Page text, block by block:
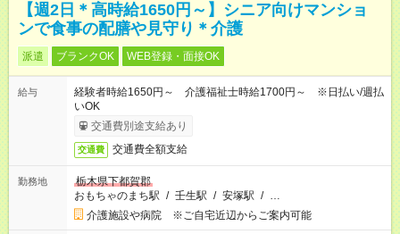
【週2日＊高時給1650円～】シニア向けマンショ
ンで食事の配膳や見守り＊介護
派遣 ブランクOK WEB登録・面接OK
給与
経験者時給1650円～ 介護福祉士時給1700円～ ※日払い/週払
いOK
交通費別途支給あり
交通費 交通費全額支給
勤務地
栃木県下都賀郡
おもちゃのまち駅 / 壬生駅 / 安塚駅 / …
介護施設や病院 ※ご自宅近辺からご案内可能